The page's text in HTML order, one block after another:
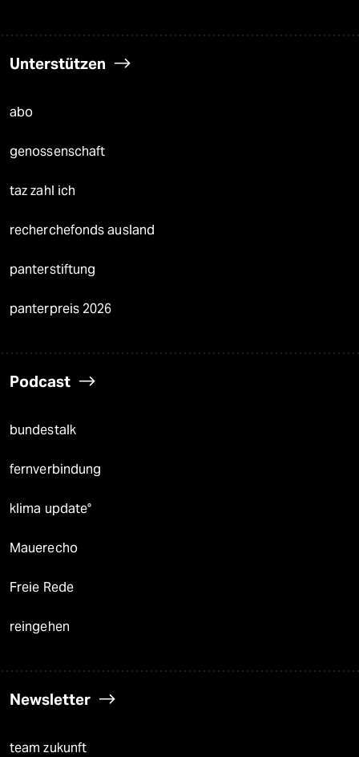
Unterstützen
abo
genossenschaft
taz zahl ich
recherchefonds ausland
panterstiftung
panterpreis 2026
Podcast
bundestalk
fernverbindung
klima update°
Mauerecho
Freie Rede
reingehen
Newsletter
team zukunft